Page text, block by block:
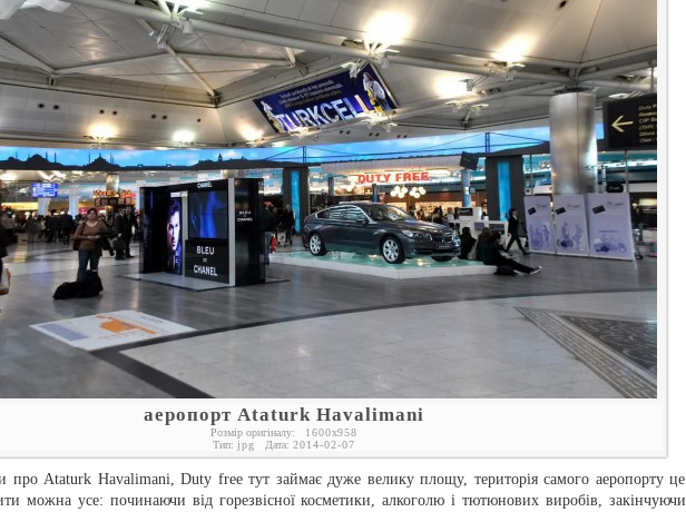
аеропорт Ataturk Havalimani
Розмір оригіналу: 1600x958
Тип: jpg Дата: 2014-02-07
про Ataturk Havalimani, Duty free тут займає дуже велику площу, територія самого аеропорту це
можна усе: починаючи від горезвісної косметики, алкоголю і тютюнових виробів, закінчуючи